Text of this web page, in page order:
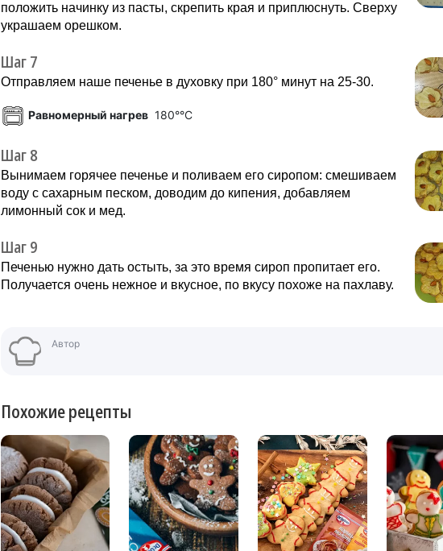
положить начинку из пасты, скрепить края и приплюснуть. Сверху
украшаем орешком.
Шаг 7
Отправляем наше печенье в духовку при 180° минут на 25-30.
Равномерный нагрев180°°C
Шаг 8
Вынимаем горячее печенье и поливаем его сиропом: смешиваем
воду с сахарным песком, доводим до кипения, добавляем
лимонный сок и мед.
Шаг 9
Печенью нужно дать остыть, за это время сироп пропитает его.
Получается очень нежное и вкусное, по вкусу похоже на пахлаву.
Автор
Похожие рецепты